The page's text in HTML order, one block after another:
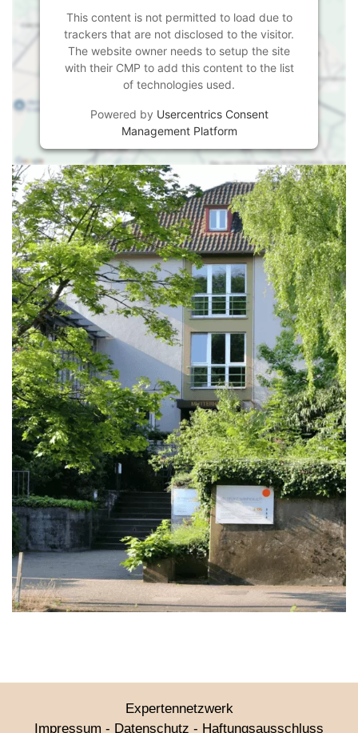
This content is not permitted to load due to
trackers that are not disclosed to the visitor.
The website owner needs to setup the site
with their CMP to add this content to the list
of technologies used.
Powered by Usercentrics Consent
Management Platform
Expertennetzwerk
Impressum - Datenschutz - Haftungsausschluss